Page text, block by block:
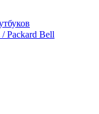
Packard Bell